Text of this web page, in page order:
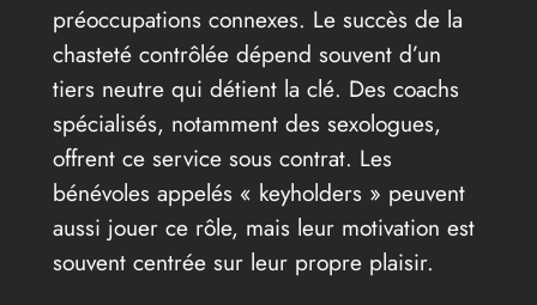
préoccupations connexes. Le succès de la
chasteté contrôlée dépend souvent d’un
tiers neutre qui détient la clé. Des coachs
spécialisés, notamment des sexologues,
offrent ce service sous contrat. Les
bénévoles appelés « keyholders » peuvent
aussi jouer ce rôle, mais leur motivation est
souvent centrée sur leur propre plaisir.